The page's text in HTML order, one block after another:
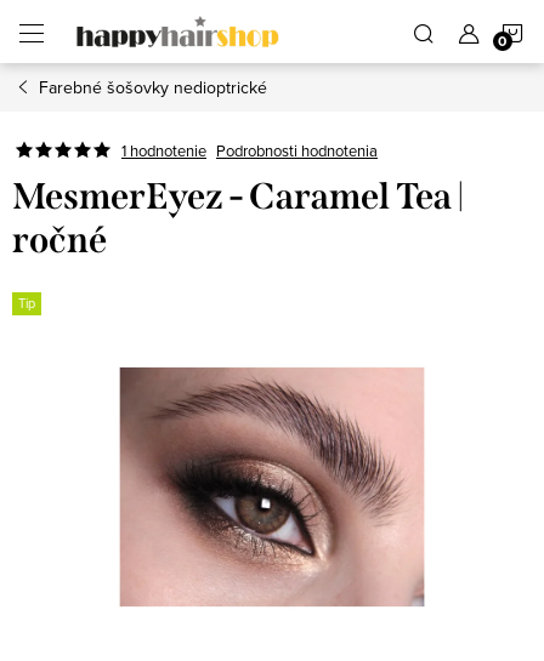
obsah
Farebné šošovky nedioptrické
1 hodnotenie Podrobnosti hodnotenia
MesmerEyez - Caramel Tea |
ročné
Tip